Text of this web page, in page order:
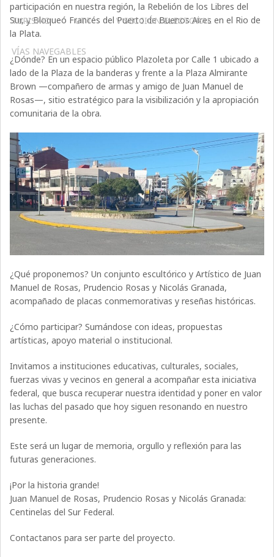
TURISMO UTT V SECCIÓN ELECTORAL
VÍAS NAVEGABLES
participación en nuestra región, la Rebelión de los Libres del
Sur, y Bloqueó Francés del Puerto de Buenos Aires en el Rio de
la Plata.
¿Dónde? En un espacio público Plazoleta por Calle 1 ubicado a
lado de la Plaza de la banderas y frente a la Plaza Almirante
Brown —compañero de armas y amigo de Juan Manuel de
Rosas—, sitio estratégico para la visibilización y la apropiación
comunitaria de la obra.
¿Qué proponemos? Un conjunto escultórico y Artístico de Juan
Manuel de Rosas, Prudencio Rosas y Nicolás Granada,
acompañado de placas conmemorativas y reseñas históricas.
¿Cómo participar? Sumándose con ideas, propuestas
artísticas, apoyo material o institucional.
Invitamos a instituciones educativas, culturales, sociales,
fuerzas vivas y vecinos en general a acompañar esta iniciativa
federal, que busca recuperar nuestra identidad y poner en valor
las luchas del pasado que hoy siguen resonando en nuestro
presente.
Este será un lugar de memoria, orgullo y reflexión para las
futuras generaciones.
¡Por la historia grande!
Juan Manuel de Rosas, Prudencio Rosas y Nicolás Granada:
Centinelas del Sur Federal.
Contactanos para ser parte del proyecto.